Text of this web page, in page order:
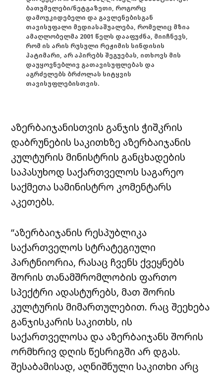
ბათუმელები/ნეტგაზეთი, როგორც
დამოუკიდებელი და გავლენებისგან
თავისუფალი მედიასაშუალება, რომელიც მზია
ამაღლობელმა 2001 წელს დააფუძნა, მიიჩნევს,
რომ ის არის რუსული რეჟიმის სინდისის
პატიმარი, არ აპირებს შეგუებას, ითხოვს მის
დაუყოვნებლივ გათავისუფლებას და
აგრძელებს ბრძოლას სიტყვის
თავისუფლებისთვის.
აზერბაიჯანისთვის განჯის ჭიშკრის
დაბრუნების საკითხზე აზერბაიჯანის
კულტურის მინისტრის განცხადების
საპასუხოდ საქართველოს საგარეო
საქმეთა სამინისტრო კომენტარს
აკეთებს.
“აზერბაიჯანის რესპუბლიკა
საქართველოს სტრატეგიული
პარტნიორია, რასაც ჩვენს ქვეყნებს
შორის თანამშრომლობის ფართო
სპექტრი ადასტურებს, მათ შორის
კულტურის მიმართულებით. რაც შეეხება
განჯისკარის საკითხს, ის
საქართველოსა და აზერბაიჯანს შორის
ორმხრივ დღის წესრიგში არ დგას.
შესაბამისად, აღნიშნული საკითხი არც